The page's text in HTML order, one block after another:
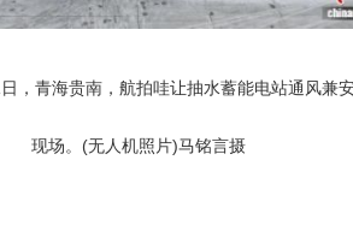
青海贵南，航拍哇让抽水蓄能电站通风兼
现场。(无人机照片)马铭言摄